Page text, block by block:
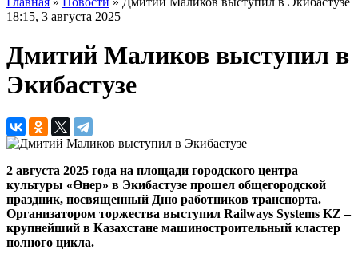
18:15, 3 августа 2025
Дмитий Маликов выступил в
Экибастузе
2 августа 2025 года на площади городского центра
культуры «Өнер» в Экибастузе прошел общегородской
праздник, посвященный Дню работников транспорта.
Организатором торжества выступил Railways Systems KZ –
крупнейший в Казахстане машиностроительный кластер
полного цикла.